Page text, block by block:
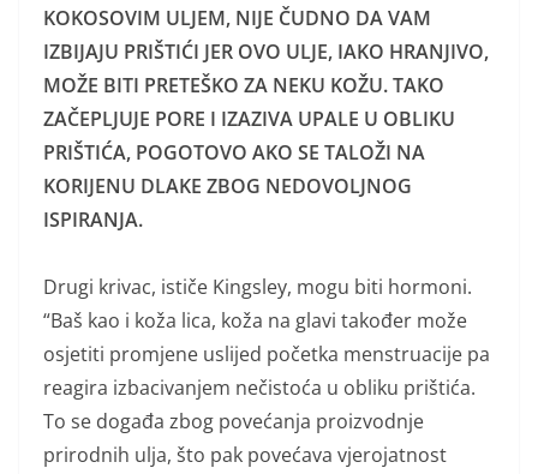
KOKOSOVIM ULJEM, NIJE ČUDNO DA VAM
IZBIJAJU PRIŠTIĆI JER OVO ULJE, IAKO HRANJIVO,
MOŽE BITI PRETEŠKO ZA NEKU KOŽU. TAKO
ZAČEPLJUJE PORE I IZAZIVA UPALE U OBLIKU
PRIŠTIĆA, POGOTOVO AKO SE TALOŽI NA
KORIJENU DLAKE ZBOG NEDOVOLJNOG
ISPIRANJA.
Drugi krivac, ističe Kingsley, mogu biti hormoni.
“Baš kao i koža lica, koža na glavi također može
osjetiti promjene uslijed početka menstruacije pa
reagira izbacivanjem nečistoća u obliku prištića.
To se događa zbog povećanja proizvodnje
prirodnih ulja, što pak povećava vjerojatnost